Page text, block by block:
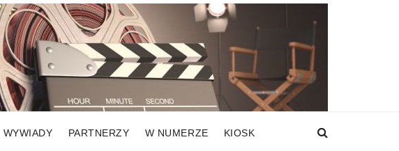
WYWIADY PARTNERZY W NUMERZE KIOSK